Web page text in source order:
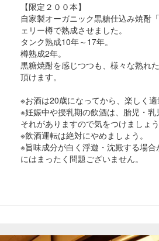
【限定２００本】
自家製オーガニック黒糖仕込み焼酎
ェリー樽で熟成させました。
タンク熟成10年～17年。
樽熟成2年。
黒糖焼酎を感じつつも、様々な熟れ
頂けます。
※お酒は20歳になってから、楽しく適
※妊娠中や授乳期の飲酒は、胎児・
それがありますので気をつけましょう
※飲酒運転は絶対にやめましょう。
※旨味成分が白く浮遊・沈殿する場
にはまったく問題ございません。